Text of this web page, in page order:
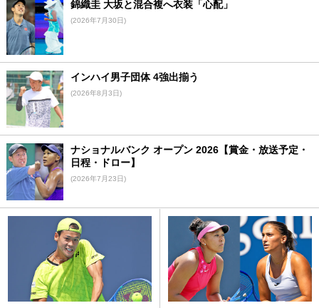
錦織圭 大坂と混合複へ衣装「心配」
(2026年7月30日)
インハイ男子団体 4強出揃う
(2026年8月3日)
ナショナルバンク オープン 2026【賞金・放送予定・
日程・ドロー】
(2026年7月23日)